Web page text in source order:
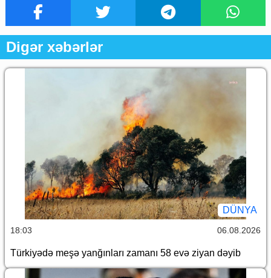
Digər xəbərlər
DÜNYA
18:03 06.08.2026
Türkiyədə meşə yanğınları zamanı 58 evə ziyan dəyib